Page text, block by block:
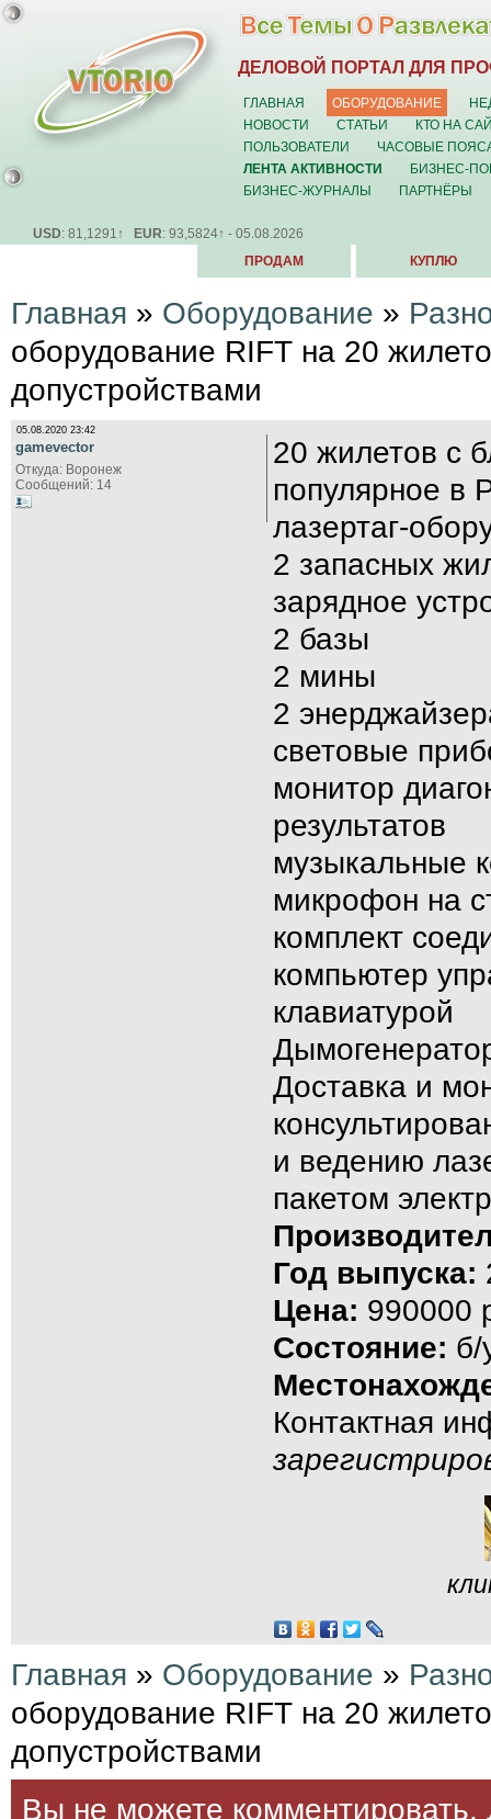
ДЕЛОВОЙ ПОРТАЛ ДЛЯ
ГЛАВНАЯ ОБОРУДОВАНИЕ
НОВОСТИ
СТАТЬИ
КТО НА
ПОЛЬЗОВАТЕЛИ
ЧАСОВЫЕ
ЛЕНТА АКТИВНОСТИ
БИЗНЕС-
БИЗНЕС-ЖУРНАЛЫ
ПАРТНЁРЫ
USD: 81,1291↑ EUR: 93,5824↑ - 05.08.2026
ПРОДАМ КУПЛЮ
Главная » Оборудование »
оборудование RIFT на 20
допустройствами
05.08.2020 23:42
gamevector
Откуда: Воронеж
Сообщений: 14
20 жилетов с
популярное в
лазертаг-
2 запасных
зарядное
2 базы
2 мины
2
световые
монитор
результатов
музыкальные
микрофон на
комплект
компьютер
клавиатурой
Доставка и
и ведению
пакетом
Год выпуска:
Цена: 990000
Состояние: б/
Контактная
Главная » Оборудование »
оборудование RIFT на 20
допустройствами
Вы не можете комментировать.